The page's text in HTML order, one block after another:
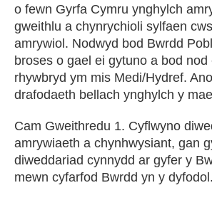
o fewn Gyrfa Cymru ynghylch
gweithlu a chynrychioli sylfaen
amrywiol. Nodwyd bod Bwrdd
broses o gael ei gytuno a bod nod
rhywbryd ym mis Medi/Hydref.
drafodaeth bellach ynghylch y
Cam Gweithredu 1. Cyflwyno
amrywiaeth a chynhwysiant, gan
diweddariad cynnydd ar gyfer y
mewn cyfarfod Bwrdd yn y dyfodol.